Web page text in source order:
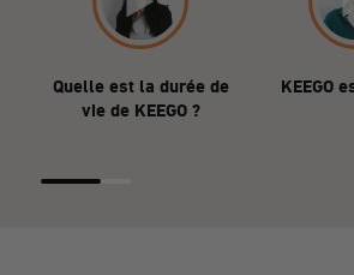
Quelle est la durée de
vie de KEEGO ?
KEEGO